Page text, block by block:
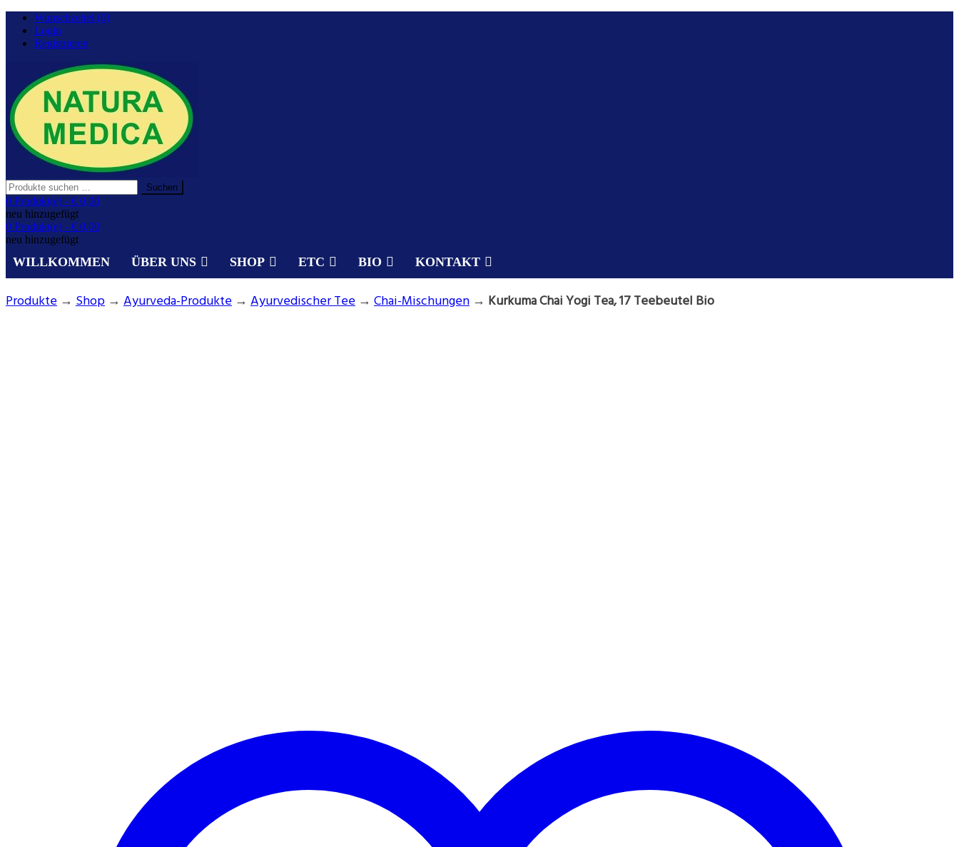
Zurück
zum
Inhalt
Wunschzettel (0)
Login
Registrieren
NATURA MEDICA
Gesundheit aus der Natur.
Suchen
nach:
Suchen
0 Produkt(e) - € 0,00
neu hinzugefügt
0 Produkt(e) - € 0,00
neu hinzugefügt
WILLKOMMEN ÜBER UNS SHOP ETC BIO KONTAKT
Produkte → Shop → Ayurveda-Produkte → Ayurvedischer Tee → Chai-Mischungen → Kurkuma Chai Yogi Tea, 17 Teebeutel Bio